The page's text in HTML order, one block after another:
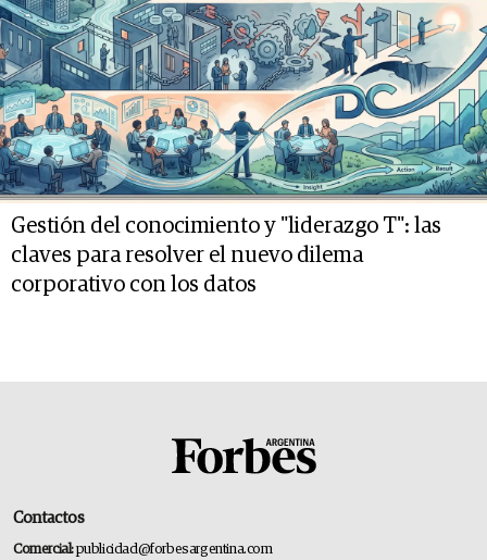
Gestión del conocimiento y "liderazgo T": las
claves para resolver el nuevo dilema
corporativo con los datos
Contactos
Comercial:publicidad@forbesargentina.com